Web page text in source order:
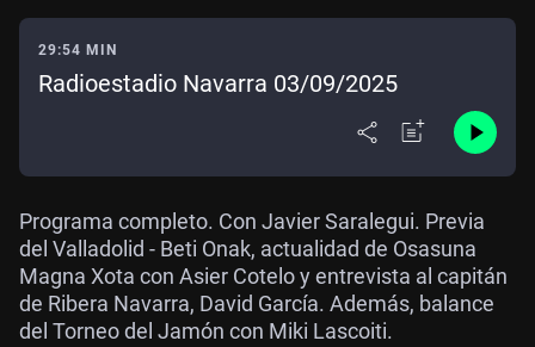
29:54 MIN
Radioestadio Navarra 03/09/2025
Programa completo. Con Javier Saralegui. Previa
del Valladolid - Beti Onak, actualidad de Osasuna
Magna Xota con Asier Cotelo y entrevista al capitán
de Ribera Navarra, David García. Además, balance
del Torneo del Jamón con Miki Lascoiti.